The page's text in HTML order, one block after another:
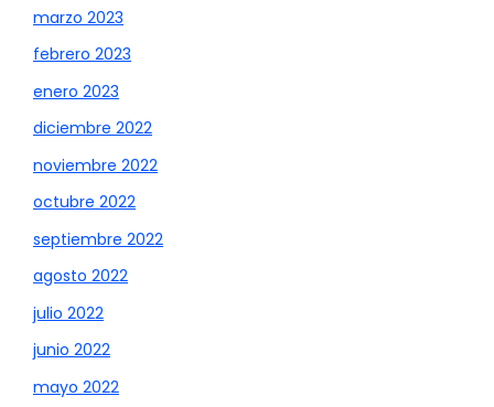
marzo 2023
febrero 2023
enero 2023
diciembre 2022
noviembre 2022
octubre 2022
septiembre 2022
agosto 2022
julio 2022
junio 2022
mayo 2022